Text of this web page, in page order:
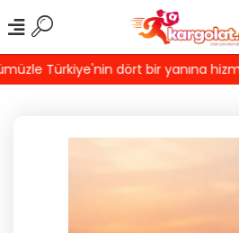
Türkiye'nin dört bir yanına